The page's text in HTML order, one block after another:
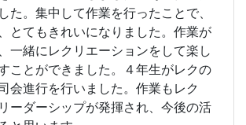
た。集中して作業を行ったことで、
とてもきれいになりました。作業が
一緒にレクリエーションをして楽し
ことができました。４年生がレクの
会進行を行いました。作業もレク
ーダーシップが発揮され、今後の活